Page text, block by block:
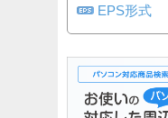
EPS形式